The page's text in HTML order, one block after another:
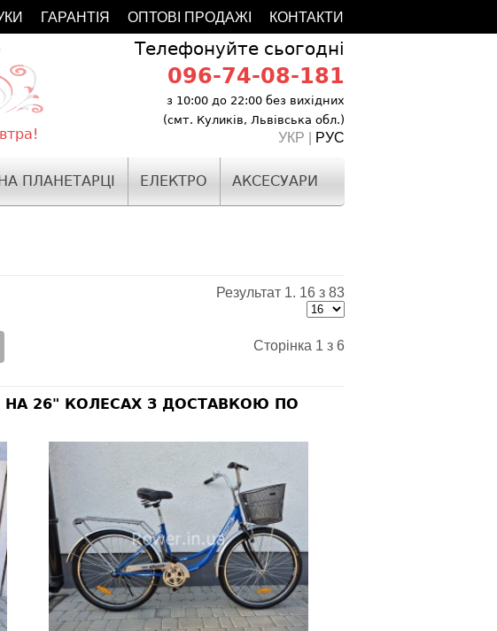
КОНТАКТИ
ОПТОВІ ПРОДАЖІ
ГАРАНТІЯ
Телефонуйте сьогодні
096-74-08-181
з 10:00 до 22:00 без вихідних
(смт. Куликів, Львівська обл.)
УКР | РУС
ПЛАНЕТАРЦІ ЕЛЕКТРО АКСЕСУАРИ
Результат 1. 16 з 83
Сторінка 1 з 6
НА 26" КОЛЕСАХ З ДОСТАВКОЮ ПО